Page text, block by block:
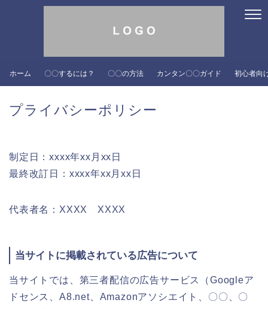
ホーム 〇〇するには？ 〇〇の方法 カンタン〇〇ガイド 初心者向
プライバシーポリシー
制定日：xxxx年xx月xx日
最終改訂日：xxxx年xx月xx日
代表者名：XXXX XXXX
当サイトに掲載されている広告について
当サイトでは、第三者配信の広告サービス（Googleア
ドセンス、A8.net、Amazonアソシエイト、〇〇、〇